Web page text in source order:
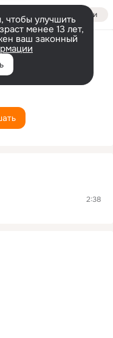
Войти
улучшить
менее 13 лет,
ваш законный
Curran
2:38